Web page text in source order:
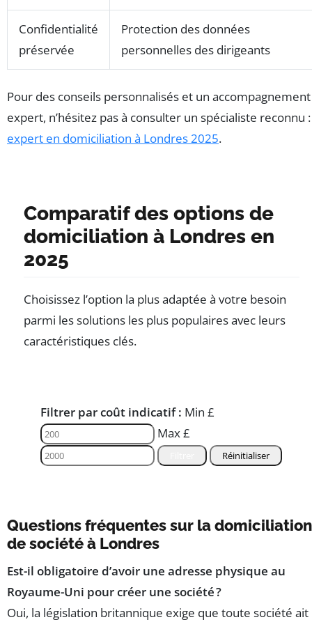
Confidentialité
préservée
Protection des données
personnelles des dirigeants
Pour des conseils personnalisés et un accompagnement
expert, n’hésitez pas à consulter un spécialiste reconnu :
expert en domiciliation à Londres 2025.
Comparatif des options de
domiciliation à Londres en
2025
Choisissez l’option la plus adaptée à votre besoin
parmi les solutions les plus populaires avec leurs
caractéristiques clés.
Filtrer par coût indicatif : Min £
Max £
Réinitialiser
Questions fréquentes sur la domiciliation
de société à Londres
Est-il obligatoire d’avoir une adresse physique au
Royaume-Uni pour créer une société ?
Oui, la législation britannique exige que toute société ait